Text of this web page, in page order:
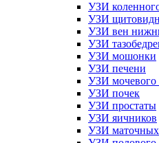
УЗИ
УЗИ
УЗИ вен
УЗИ
УЗИ мошонки
УЗИ печени
УЗИ мочевого
УЗИ почек
УЗИ простаты
УЗИ яичников
УЗИ маточных